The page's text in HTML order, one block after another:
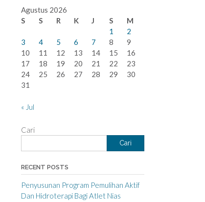
Agustus 2026
S
S R K J S
M
1
2
3
4 5 6 7 8
9
10
11 12 13 14 15
16
17
18 19 20 21 22
23
24
25 26 27 28 29
30
31
« Jul
Cari
Cari
RECENT POSTS
Penyusunan Program Pemulihan Aktif
Dan Hidroterapi Bagi Atlet Nias